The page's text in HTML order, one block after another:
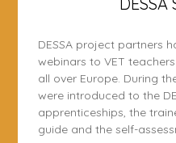
DESSA project partners
webinars to VET
all over Europe. During
were introduced to the
apprenticeships, the
guide and the self-